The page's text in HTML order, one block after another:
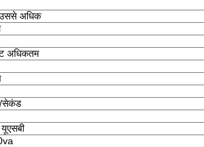
अधिक
अधिकतम
सेकंड